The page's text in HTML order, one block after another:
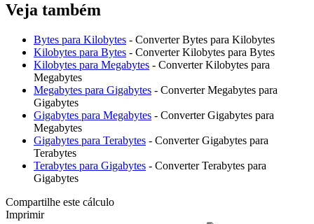
Veja também
Bytes para Kilobytes - Converter Bytes para Kilobytes
Kilobytes para Bytes - Converter Kilobytes para Bytes
Kilobytes para Megabytes - Converter Kilobytes para
Megabytes
Megabytes para Gigabytes - Converter Megabytes para
Gigabytes
Gigabytes para Megabytes - Converter Gigabytes para
Megabytes
Gigabytes para Terabytes - Converter Gigabytes para
Terabytes
Terabytes para Gigabytes - Converter Terabytes para
Gigabytes
Compartilhe este cálculo
Imprimir